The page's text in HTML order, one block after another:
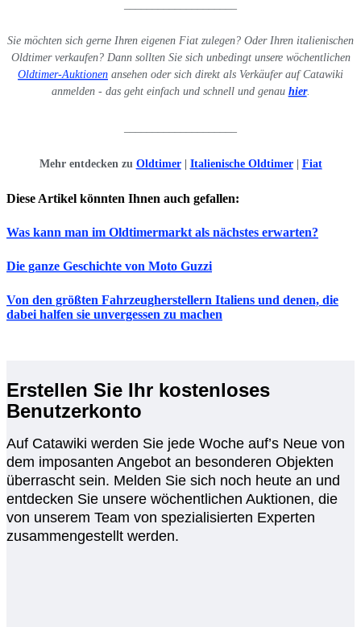
Sie möchten sich gerne Ihren eigenen Fiat zulegen? Oder Ihren italienischen
Oldtimer verkaufen? Dann sollten Sie sich unbedingt unsere wöchentlichen
Oldtimer-Auktionen ansehen oder sich direkt als Verkäufer auf Catawiki
anmelden - das geht einfach und schnell und genau hier.
Mehr entdecken zu Oldtimer| Italienische Oldtimer| Fiat
Diese Artikel könnten Ihnen auch gefallen:
Was kann man im Oldtimermarkt als nächstes erwarten?
Die ganze Geschichte von Moto Guzzi
Von den größten Fahrzeugherstellern Italiens und denen, die
dabei halfen sie unvergessen zu machen
Erstellen Sie Ihr kostenloses
Benutzerkonto
Auf Catawiki werden Sie jede Woche auf’s Neue von
dem imposanten Angebot an besonderen Objekten
überrascht sein. Melden Sie sich noch heute an und
entdecken Sie unsere wöchentlichen Auktionen, die
von unserem Team von spezialisierten Experten
zusammengestellt werden.